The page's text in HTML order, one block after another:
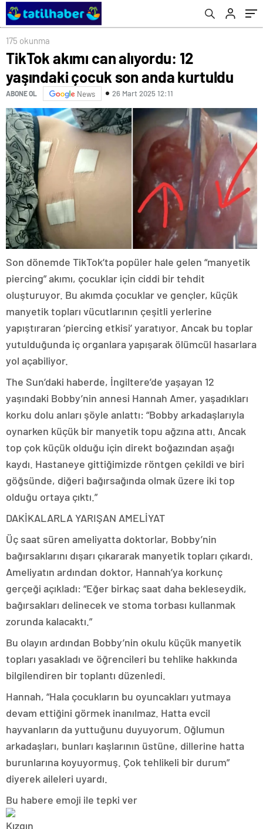
175 okunma
TikTok akımı can alıyordu: 12
yaşındaki çocuk son anda kurtuldu
ABONE OL News 26 Mart 2025 12:11
Son dönemde TikTok’ta popüler hale gelen “manyetik
piercing” akımı, çocuklar için ciddi bir tehdit
oluşturuyor. Bu akımda çocuklar ve gençler, küçük
manyetik topları vücutlarının çeşitli yerlerine
yapıştıraran ‘piercing etkisi’ yaratıyor. Ancak bu toplar
yutulduğunda iç organlara yapışarak ölümcül hasarlara
yol açabiliyor.
The Sun’daki haberde, İngiltere’de yaşayan 12
yaşındaki Bobby’nin annesi Hannah Amer, yaşadıkları
korku dolu anları şöyle anlattı: “Bobby arkadaşlarıyla
oynarken küçük bir manyetik topu ağzına attı. Ancak
top çok küçük olduğu için direkt boğazından aşağı
kaydı. Hastaneye gittiğimizde röntgen çekildi ve biri
göğsünde, diğeri bağırsağında olmak üzere iki top
olduğu ortaya çıktı.”
DAKİKALARLA YARIŞAN AMELİYAT
Üç saat süren ameliyatta doktorlar, Bobby’nin
bağırsaklarını dışarı çıkararak manyetik topları çıkardı.
Ameliyatın ardından doktor, Hannah’ya korkunç
gerçeği açıkladı: “Eğer birkaç saat daha bekleseydik,
bağırsakları delinecek ve stoma torbası kullanmak
zorunda kalacaktı.”
Bu olayın ardından Bobby’nin okulu küçük manyetik
topları yasakladı ve öğrencileri bu tehlike hakkında
bilgilendiren bir toplantı düzenledi.
Hannah, “Hala çocukların bu oyuncakları yutmaya
devam ettiğini görmek inanılmaz. Hatta evcil
hayvanların da yuttuğunu duyuyorum. Oğlumun
arkadaşları, bunları kaşlarının üstüne, dillerine hatta
burunlarına koyuyormuş. Çok tehlikeli bir durum”
diyerek aileleri uyardı.
Bu habere emoji ile tepki ver